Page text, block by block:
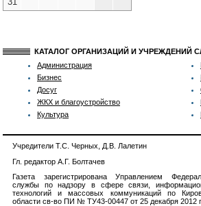
КАТАЛОГ ОРГАНИЗАЦИЙ И УЧРЕЖДЕНИЙ
Администрация
Бизнес
Досуг
ЖКХ и благоустройство
Культура
Учредители Т.С. Черных, Д.В. Лалетин
Гл. редактор А.Г. Болтачев
Газета зарегистрирована Управлением
службы по надзору в сфере связи,
технологий и массовых коммуникаций по
области св-во ПИ № ТУ43-00447 от 25 декабря 2012 г.